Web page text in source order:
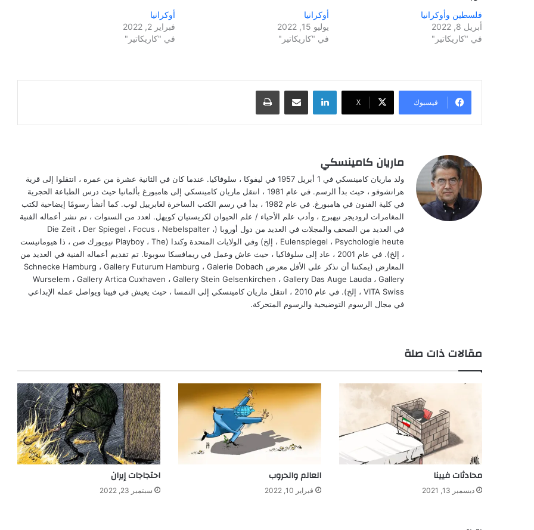
فلسطين وأوكرانيا
أبريل 8, 2022
في "كاريكاتير"
أوكرانيا
يوليو 15, 2022
في "كاريكاتير"
أوكرانيا
فبراير 2, 2022
في "كاريكاتير"
فيسبوك ‫X
لينكدإن مشاركة عبر البريد طباعة
ماريان كامينسكي
ولد ماريان كامينسكي في 1 أبريل 1957 في ليفوكا ، سلوفاكيا. عندما كان في الثانية عشرة من عمره ، انتقلوا إلى قرية
هراتشوفو ، حيث بدأ الرسم. في عام 1981 ، انتقل ماريان كامينسكي إلى هامبورغ بألمانيا حيث درس الطباعة الحجرية
في كلية الفنون في هامبورغ. في عام 1982 ، بدأ في رسم الكتب الساخرة لغابرييل لوب. كما أنشأ رسومًا إيضاحية لكتب
المغامرات لروديجر نيهبرج ، وأدب علم الأحياء / علم الحيوان لكريستيان كويهل. لعدد من السنوات ، تم نشر أعماله الفنية
في العديد من الصحف والمجلات في العديد من دول أوروبا (Die Zeit ، Der Spiegel ، Focus ، Nebelspalter ،
Eulenspiegel ، Psychologie heute ، إلخ) وفي الولايات المتحدة وكندا (Playboy ، The نيويورك صن ، ذا هيومانيست
، إلخ). في عام 2001 ، عاد إلى سلوفاكيا ، حيث عاش وعمل في ريمافسكا سوبوتا. تم تقديم أعماله الفنية في العديد من
المعارض (يمكننا أن نذكر على الأقل معرض Schnecke Hamburg ، Gallery Futurum Hamburg ، Galerie Dobach
Wurselem ، Gallery Artica Cuxhaven ، Gallery Stein Gelsenkirchen ، Gallery Das Auge Lauda ، Gallery
VITA Swiss ، إلخ). في عام 2010 ، انتقل ماريان كامينسكي إلى النمسا ، حيث يعيش في فيينا ويواصل عمله الإبداعي
في مجال الرسوم التوضيحية والرسوم المتحركة.
مقالات ذات صلة
محادثات فيينا
ديسمبر 13, 2021
العالم والحروب
فبراير 10, 2022
احتجاجات إيران
سبتمبر 23, 2022